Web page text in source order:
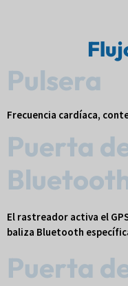
Pulsera
Frecuencia cardíaca,
Puerta
El rastreador activa el
baliza Bluetooth
Puerta